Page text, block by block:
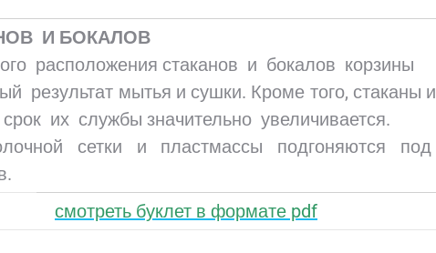
И БОКАЛОВ
расположения стаканов и бокалов корзины
результат мытья и сушки. Кроме того, стаканы и
их службы значительно увеличивается.
сетки и пластмассы подгоняются под
смотреть буклет в формате pdf